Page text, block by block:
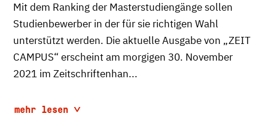
Mit dem Ranking der Masterstudiengänge sollen
Studienbewerber in der für sie richtigen Wahl
unterstützt werden. Die aktuelle Ausgabe von „ZEIT
CAMPUS“ erscheint am morgigen 30. November
2021 im Zeitschriftenhan...
mehr lesen